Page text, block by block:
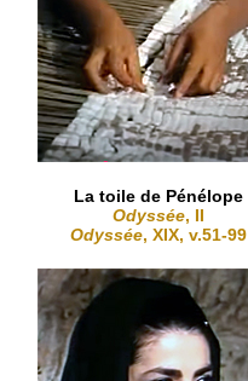
La toile de Pénélope
Odyssée, II
Odyssée, XIX, v.51-99